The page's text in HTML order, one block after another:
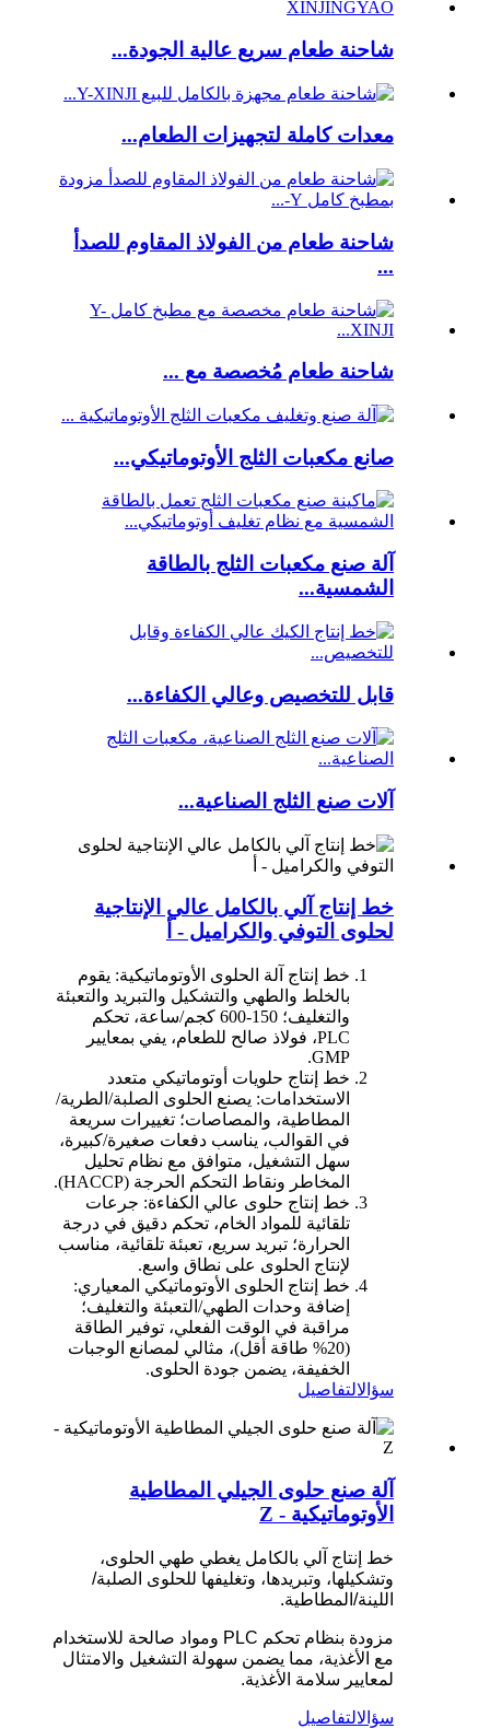
شاحنة طعام سريع عالية الجودة...
معدات كاملة لتجهيزات الطعام...
شاحنة طعام من الفولاذ المقاوم للصدأ
...
شاحنة طعام مُخصصة مع ...
صانع مكعبات الثلج الأوتوماتيكي...
آلة صنع مكعبات الثلج بالطاقة
الشمسية...
قابل للتخصيص وعالي الكفاءة...
آلات صنع الثلج الصناعية...
خط إنتاج آلي بالكامل عالي الإنتاجية
لحلوى التوفي والكراميل - أ
خط إنتاج آلة الحلوى الأوتوماتيكية: يقوم
بالخلط والطهي والتشكيل والتبريد والتعبئة
والتغليف؛ 150-600 كجم/ساعة، تحكم
PLC، فولاذ صالح للطعام، يفي بمعايير
GMP.
خط إنتاج حلويات أوتوماتيكي متعدد
الاستخدامات: يصنع الحلوى الصلبة/الطرية/
المطاطية، والمصاصات؛ تغييرات سريعة
في القوالب، يناسب دفعات صغيرة/كبيرة،
سهل التشغيل، متوافق مع نظام تحليل
المخاطر ونقاط التحكم الحرجة (HACCP).
خط إنتاج حلوى عالي الكفاءة: جرعات
تلقائية للمواد الخام، تحكم دقيق في درجة
الحرارة؛ تبريد سريع، تعبئة تلقائية، مناسب
لإنتاج الحلوى على نطاق واسع.
خط إنتاج الحلوى الأوتوماتيكي المعياري:
إضافة وحدات الطهي/التعبئة والتغليف؛
مراقبة في الوقت الفعلي، توفير الطاقة
(20% طاقة أقل)، مثالي لمصانع الوجبات
الخفيفة، يضمن جودة الحلوى.
سؤالالتفاصيل
آلة صنع حلوى الجيلي المطاطية
الأوتوماتيكية - Z
خط إنتاج آلي بالكامل يغطي طهي الحلوى،
وتشكيلها، وتبريدها، وتغليفها للحلوى الصلبة/
اللينة/المطاطية.
مزودة بنظام تحكم PLC ومواد صالحة للاستخدام
مع الأغذية، مما يضمن سهولة التشغيل والامتثال
لمعايير سلامة الأغذية.
سؤالالتفاصيل